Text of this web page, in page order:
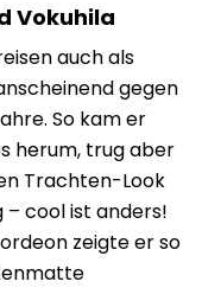
Vokuhila
auch als
gegen
So kam er
herum, trug aber
Trachten-Look
cool ist anders!
zeigte er so